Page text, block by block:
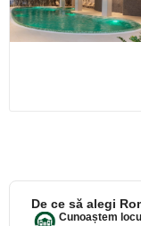
De ce să alegi
Cunoaștem